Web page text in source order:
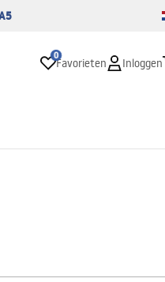
0
Favorieten Inloggen